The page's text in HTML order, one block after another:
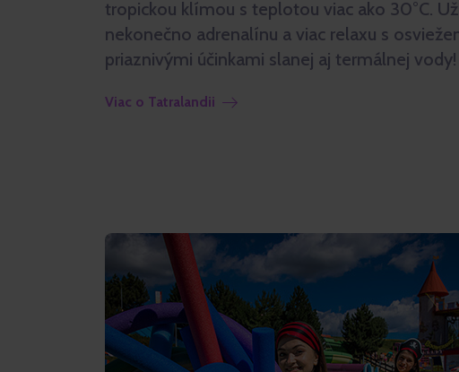
tropickou klímou s teplotou viac ako 30°C.
nekonečno adrenalínu a viac relaxu s
priaznivými účinkami slanej aj termálnej vody!
Viac o Tatralandii